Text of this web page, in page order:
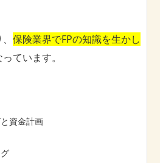
保険業界でFPの知識を生かし
ています。
資金計画